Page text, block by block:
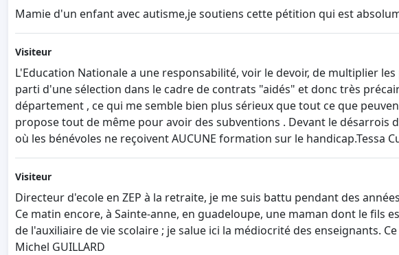
Mamie d'un enfant avec autisme,je soutiens cette pétition qui est
Visiteur
L'Education Nationale a une responsabilité, voir le devoir, de multiplier
parti d'une sélection dans le cadre de contrats "aidés" et donc très
département , ce qui me semble bien plus sérieux que tout ce que
propose tout de même pour avoir des subventions . Devant le
où les bénévoles ne reçoivent AUCUNE formation sur le handicap.Tessa
Visiteur
Directeur d'ecole en ZEP à la retraite, je me suis battu pendant des
Ce matin encore, à Sainte-anne, en guadeloupe, une maman dont le
de l'auxiliaire de vie scolaire ; je salue ici la médiocrité des enseignants.
Michel GUILLARD